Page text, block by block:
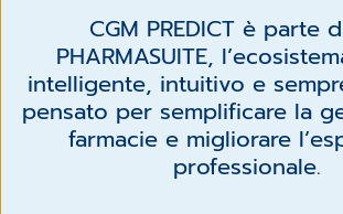
CGM PREDICT è parte
PHARMASUITE,
intelligente, intuitivo e
pensato per semplificare la
farmacie e migliorare
professionale.